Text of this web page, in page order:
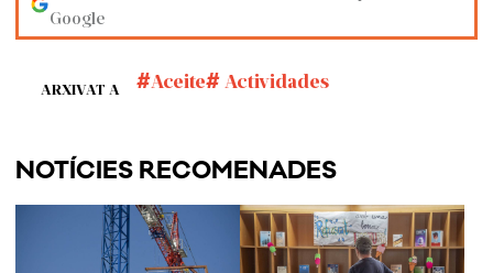
Google
ARXIVAT A Aceite Actividades
NOTÍCIES RECOMENADES